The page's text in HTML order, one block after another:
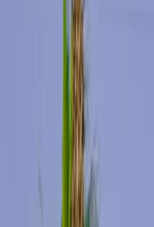
multiple rent a car companies in
حدد أولوياتك كالآتي: مواصفات
ضع قائمة مختصرة بأفضل العروض من
وتواصل معها مباشرة عبر الهاتف أو
احرص على طلب صور السيارة
أسبوعي
درهم مغربي
72,450